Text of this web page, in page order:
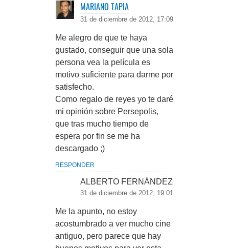
MARIANO TAPIA
31 de diciembre de 2012, 17:09
Me alegro de que te haya
gustado, conseguir que una sola
persona vea la película es
motivo suficiente para darme por
satisfecho.
Como regalo de reyes yo te daré
mi opinión sobre Persepolis,
que tras mucho tiempo de
espera por fin se me ha
descargado ;)
RESPONDER
ALBERTO FERNÁNDEZ
31 de diciembre de 2012, 19:01
Me la apunto, no estoy
acostumbrado a ver mucho cine
antiguo, pero parece que hay